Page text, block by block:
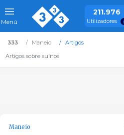
Menú
211.976
Utilizadores
333 Maneio
Artigos
Artigos sobre suínos
Maneio